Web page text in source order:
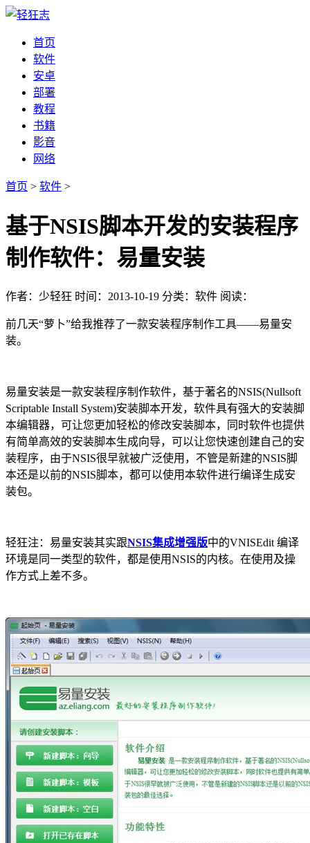
首页
软件
安卓
部署
教程
书籍
影音
网络
首页 > 软件 >
基于NSIS脚本开发的安装程序
制作软件：易量安装
作者：少轻狂 时间：2013-10-19 分类：软件 阅读：
前几天“萝卜”给我推荐了一款安装程序制作工具——易量安
装。
易量安装是一款安装程序制作软件，基于著名的NSIS(Nullsoft
Scriptable Install System)安装脚本开发，软件具有强大的安装脚
本编辑器，可让您更加轻松的修改安装脚本，同时软件也提供
有简单高效的安装脚本生成向导，可以让您快速创建自己的安
装程序，由于NSIS很早就被广泛使用，不管是新建的NSIS脚
本还是以前的NSIS脚本，都可以使用本软件进行编译生成安
装包。
轻狂注：易量安装其实跟NSIS集成增强版中的VNISEdit 编译
环境是同一类型的软件，都是使用NSIS的内核。在使用及操
作方式上差不多。